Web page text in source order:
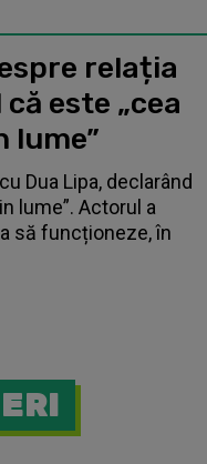
relația
este „cea
lume”
Dua Lipa, declarând
lume”. Actorul a
să funcționeze, în